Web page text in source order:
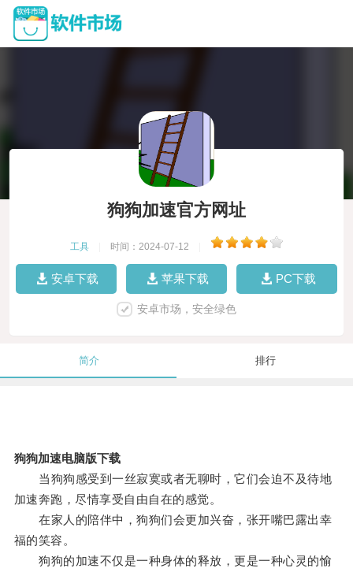
狗狗加速官方网址
工具 时间：2024-07-12
安卓下载 苹果下载 PC下载
安卓市场，安全绿色
简介 排行
狗狗加速电脑版下载
当狗狗感受到一丝寂寞或者无聊时，它们会迫不及待地
加速奔跑，尽情享受自由自在的感觉。
在家人的陪伴中，狗狗们会更加兴奋，张开嘴巴露出幸
福的笑容。
狗狗的加速不仅是一种身体的释放，更是一种心灵的愉